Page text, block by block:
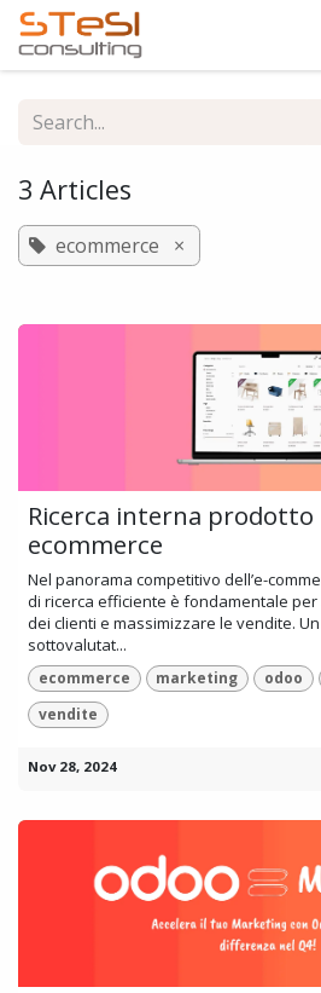
Skip to Content
3 Articles
ecommerce ×
Ricerca interna prodotto
ecommerce
Nel panorama competitivo dell’e-
di ricerca efficiente è fondamentale
dei clienti e massimizzare le vendite.
sottovalutat...
ecommerce marketing odoo
vendite
Nov 28, 2024